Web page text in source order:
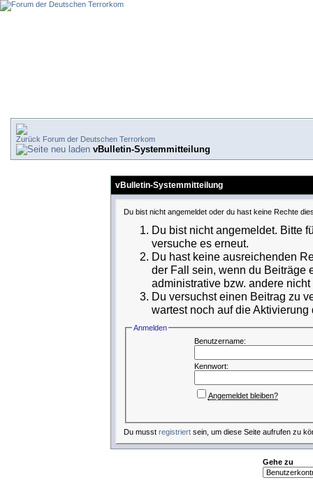
Forum der Deutschen Terrorkom
vBulletin-Systemmitteilung
vBulletin-Systemmitteilung
Du bist nicht angemeldet oder du hast keine Rechte
Du bist nicht angemeldet. Bitte
versuche es erneut.
Du hast keine ausreichenden
der Fall sein, wenn du Beiträge
administrative bzw. andere
Du versuchst einen Beitrag zu
wartest noch auf die
Anmelden
Benutzername:
Kennwort:
Angemeldet bleiben?
Du musst registriertsein, um diese Seite aufrufen zu
Gehe zu